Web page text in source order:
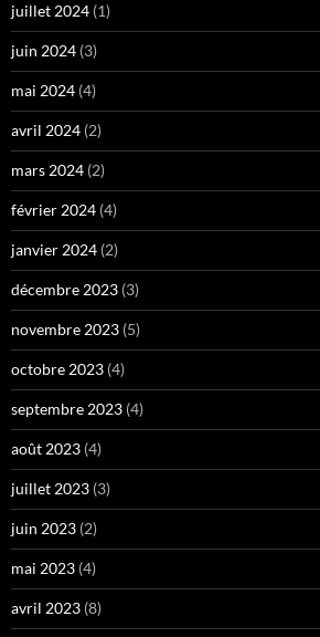
juillet 2024 (1)
juin 2024 (3)
mai 2024 (4)
avril 2024 (2)
mars 2024 (2)
février 2024 (4)
janvier 2024 (2)
décembre 2023 (3)
novembre 2023 (5)
octobre 2023 (4)
septembre 2023 (4)
août 2023 (4)
juillet 2023 (3)
juin 2023 (2)
mai 2023 (4)
avril 2023 (8)